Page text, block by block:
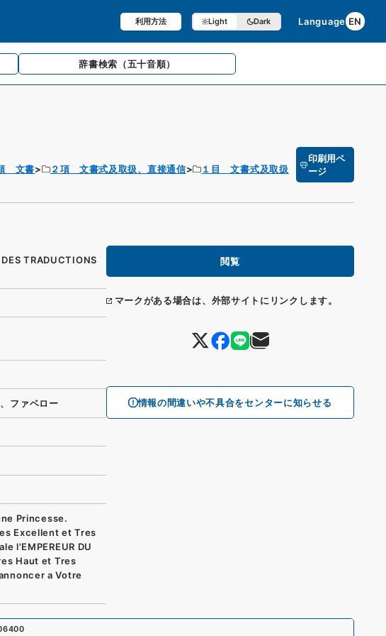
利用方法 Light Dark Language EN
辞書検索 （五十音順）
文書 ２項 文書式及取扱、直接通信
１目 文書式及取扱
印刷用ペ
ージ
閲覧
マークがある場合は、外部サイトにリンクします。
情報の間違いや不具合をセンターに知らせる
TRADUCTIONS
ファベロー
Princesse.
Excellent et Tres
l'EMPEREUR DU
Haut et Tres
a Votre